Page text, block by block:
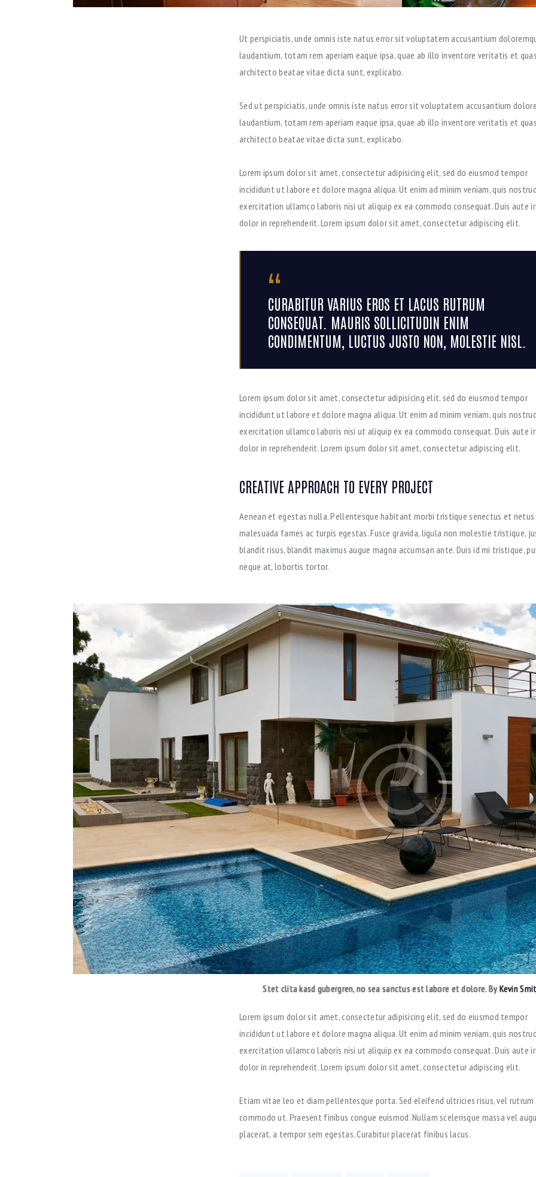
Ut perspiciatis, unde omnis iste natus error sit voluptatem accusantium
laudantium, totam rem aperiam eaque ipsa, quae ab illo inventore veritatis et
architecto beatae vitae dicta sunt, explicabo.
Sed ut perspiciatis, unde omnis iste natus error sit voluptatem accusantium
laudantium, totam rem aperiam eaque ipsa, quae ab illo inventore veritatis et
architecto beatae vitae dicta sunt, explicabo.
Lorem ipsum dolor sit amet, consectetur adipisicing elit, sed do eiusmod tempor
incididunt ut labore et dolore magna aliqua. Ut enim ad minim veniam, quis
exercitation ullamco laboris nisi ut aliquip ex ea commodo consequat. Duis aute
dolor in reprehenderit. Lorem ipsum dolor sit amet, consectetur adipiscing elit.
CURABITUR VARIUS EROS ET LACUS RUTRUM
CONSEQUAT. MAURIS SOLLICITUDIN ENIM
CONDIMENTUM, LUCTUS JUSTO NON, MOLESTIE NISL.
Lorem ipsum dolor sit amet, consectetur adipisicing elit, sed do eiusmod tempor
incididunt ut labore et dolore magna aliqua. Ut enim ad minim veniam, quis
exercitation ullamco laboris nisi ut aliquip ex ea commodo consequat. Duis aute
dolor in reprehenderit. Lorem ipsum dolor sit amet, consectetur adipiscing elit.
CREATIVE APPROACH TO EVERY PROJECT
Aenean et egestas nulla. Pellentesque habitant morbi tristique senectus et
malesuada fames ac turpis egestas. Fusce gravida, ligula non molestie tristique,
blandit risus, blandit maximus augue magna accumsan ante. Duis id mi tristique,
neque at, lobortis tortor.
Stet clita kasd gubergren, no sea sanctus est labore et dolore. ByKevin
Lorem ipsum dolor sit amet, consectetur adipisicing elit, sed do eiusmod tempor
incididunt ut labore et dolore magna aliqua. Ut enim ad minim veniam, quis
exercitation ullamco laboris nisi ut aliquip ex ea commodo consequat. Duis aute
dolor in reprehenderit. Lorem ipsum dolor sit amet, consectetur adipiscing elit.
Etiam vitae leo et diam pellentesque porta. Sed eleifend ultricies risus, vel
commodo ut. Praesent finibus congue euismod. Nullam scelerisque massa vel
placerat, a tempor sem egestas. Curabitur placerat finibus lacus.